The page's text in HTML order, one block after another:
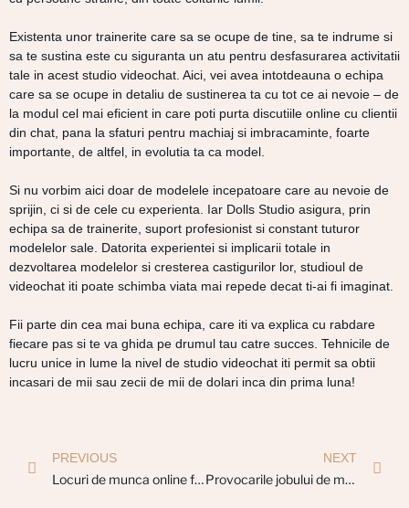
Existenta unor trainerite care sa se ocupe de tine, sa te indrume si
sa te sustina este cu siguranta un atu pentru desfasurarea activitatii
tale in acest studio videochat. Aici, vei avea intotdeauna o echipa
care sa se ocupe in detaliu de sustinerea ta cu tot ce ai nevoie – de
la modul cel mai eficient in care poti purta discutiile online cu clientii
din chat, pana la sfaturi pentru machiaj si imbracaminte, foarte
importante, de altfel, in evolutia ta ca model.
Si nu vorbim aici doar de modelele incepatoare care au nevoie de
sprijin, ci si de cele cu experienta. Iar Dolls Studio asigura, prin
echipa sa de trainerite, suport profesionist si constant tuturor
modelelor sale. Datorita experientei si implicarii totale in
dezvoltarea modelelor si cresterea castigurilor lor, studioul de
videochat iti poate schimba viata mai repede decat ti-ai fi imaginat.
Fii parte din cea mai buna echipa, care iti va explica cu rabdare
fiecare pas si te va ghida pe drumul tau catre succes. Tehnicile de
lucru unice in lume la nivel de studio videochat iti permit sa obtii
incasari de mii sau zecii de mii de dolari inca din prima luna!
PREVIOUS
Locuri de munca online fara experienta
NEXT
Provocarile jobului de model videochat